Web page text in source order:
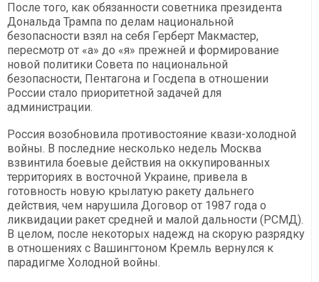
После того, как обязанности советника президента
Дональда Трампа по делам национальной
безопасности взял на себя Герберт Макмастер,
пересмотр от «а» до «я» прежней и формирование
новой политики Совета по национальной
безопасности, Пентагона и Госдепа в отношении
России стало приоритетной задачей для
администрации.
Россия возобновила противостояние квази-холодной
войны. В последние несколько недель Москва
взвинтила боевые действия на оккупированных
территориях в восточной Украине, привела в
готовность новую крылатую ракету дальнего
действия, чем нарушила Договор от 1987 года о
ликвидации ракет средней и малой дальности (РСМД).
В целом, после некоторых надежд на скорую разрядку
в отношениях с Вашингтоном Кремль вернулся к
парадигме Холодной войны.